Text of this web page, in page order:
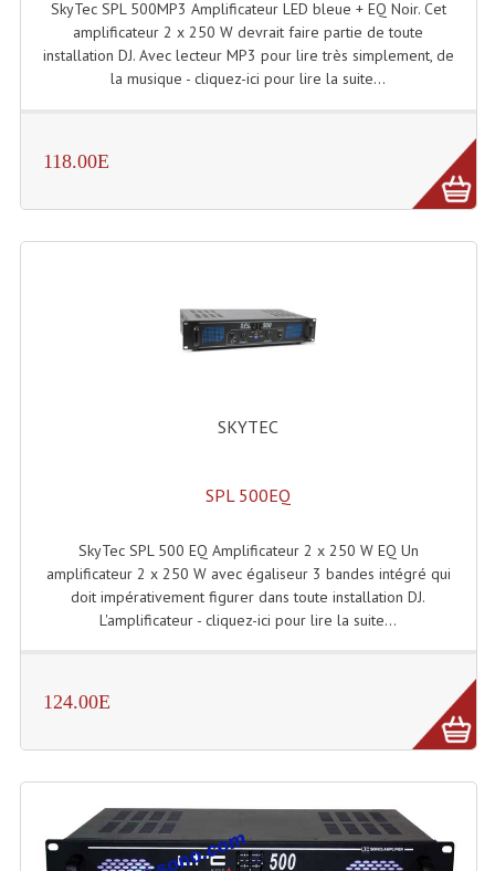
Haut-Parleurs Moteurs Tweeters Filtres
Haut Parleurs Sono
Lecteurs Audio & Sources
Lecteurs Double Cd Mixage Intégrée
Lecteurs Double Cd MP3
Lecteurs Lasers Simple Et Mp3 (rack 19")
Limiteur De Niveau Sonore
SkyTec SPL 500MP3 Amplificateur LED bleue + EQ Noir. Cet
amplificateur 2 x 250 W devrait faire partie de toute
installation DJ. Avec lecteur MP3 pour lire très simplement, de
la musique - cliquez-ici pour lire la suite...
118.00E
SKYTEC
SPL 500EQ
SkyTec SPL 500 EQ Amplificateur 2 x 250 W EQ Un
amplificateur 2 x 250 W avec égaliseur 3 bandes intégré qui
doit impérativement figurer dans toute installation DJ.
L'amplificateur - cliquez-ici pour lire la suite...
124.00E